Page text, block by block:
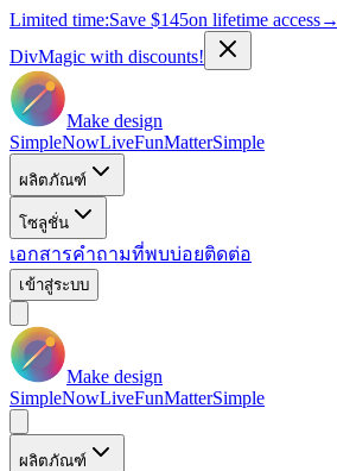
Limited time:Save $145on lifetime access→
DivMagic with discounts!
Make design
SimpleNowLiveFunMatterSimple
ผลิตภัณฑ์
โซลูชั่น
เอกสารคำถามที่พบบ่อยติดต่อ
เข้าสู่ระบบ
Make design
SimpleNowLiveFunMatterSimple
ผลิตภัณฑ์